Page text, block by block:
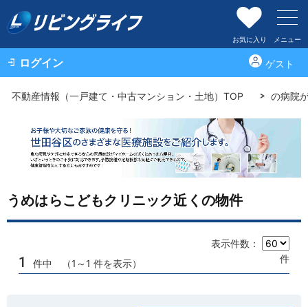
お気に入り メニュー
ログイン ゲスト
不動産情報（一戸建て・中古マンション・土地）TOP の病院
うめはらこどもクリニック近くの物件
1 件中 （1～1 件を表示）
表示件数：
件